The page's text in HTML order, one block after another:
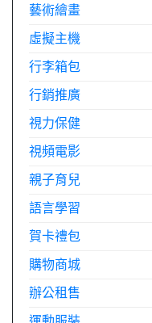
藝術繪畫
虛擬主機
行李箱包
行銷推廣
視力保健
視頻電影
親子育兒
語言學習
賀卡禮包
購物商城
辦公租售